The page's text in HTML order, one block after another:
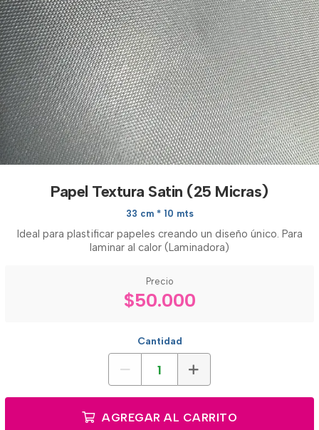
Papel Textura Satin (25 Micras)
33 cm * 10 mts
Ideal para plastificar papeles creando un diseño único. Para
laminar al calor (Laminadora)
Precio
$50.000
Cantidad
AGREGAR AL CARRITO